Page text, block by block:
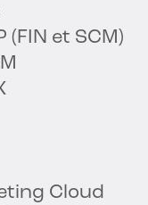
(FIN et SCM)
Cloud